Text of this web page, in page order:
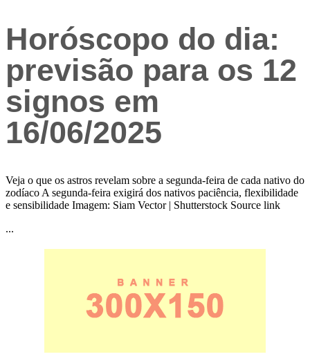
Horóscopo do dia:
previsão para os 12
signos em
16/06/2025
Veja o que os astros revelam sobre a segunda-feira de cada nativo do
zodíaco A segunda-feira exigirá dos nativos paciência, flexibilidade
e sensibilidade Imagem: Siam Vector | Shutterstock Source link
...